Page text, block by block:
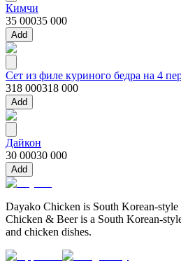
Кимчи
35 00035 000
Add
Сет из филе куриного бедра на 4
318 000318 000
Add
Дайкон
30 00030 000
Add
Dayako Chicken is South Korean-
Chicken & Beer is a South Korean-
and chicken dishes.